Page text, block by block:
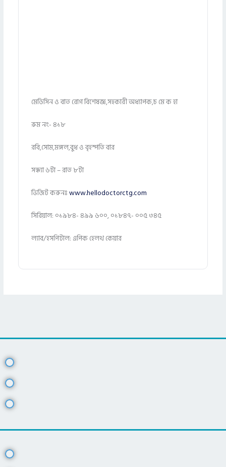
মেডিসিন ও বাত রোগ বিশেষজ্ঞ,সহকারী অধ্যাপক,চ মে ক হা
রুম নং- ৪১৮
রবি,সোম,মঙ্গল,বুধ ও বৃহস্পতি বার
সন্ধ্যা ৬টা – রাত ৮টা
ভিজিট করুনঃwww.hellodoctorctg.com
সিরিয়াল: ০১৯৮৪- ৪৯৯ ৬০০, ০১৮৪৭- ০০৫ ৩৪৫
ল্যাব/হসপিটাল: এপিক হেলথ কেয়ার